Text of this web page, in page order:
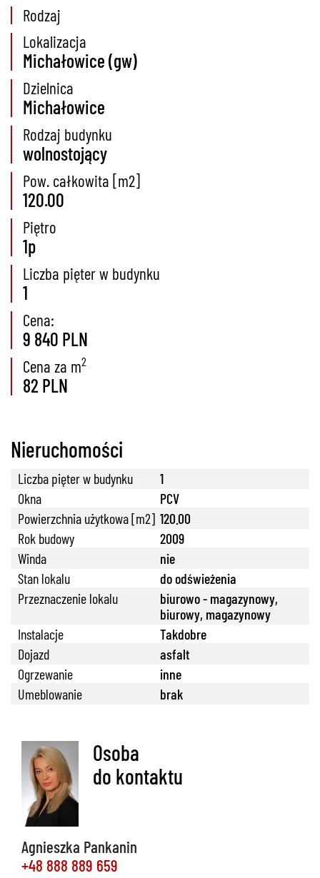
Rodzaj
Lokalizacja
Michałowice (gw)
Dzielnica
Michałowice
Rodzaj budynku
wolnostojący
Pow. całkowita [m2]
120.00
Piętro
1p
Liczba pięter w budynku
1
Cena:
9 840 PLN
Cena za m2
82 PLN
Nieruchomości
Liczba pięter w budynku
1
Okna
PCV
Powierzchnia użytkowa [m2] 120.00
Rok budowy
2009
Winda
nie
Stan lokalu
do odświeżenia
Przeznaczenie lokalu
biurowo - magazynowy,
biurowy, magazynowy
Instalacje
Takdobre
Dojazd
asfalt
Ogrzewanie
inne
Umeblowanie
brak
Osoba
do kontaktu
Agnieszka Pankanin
+48 888 889 659